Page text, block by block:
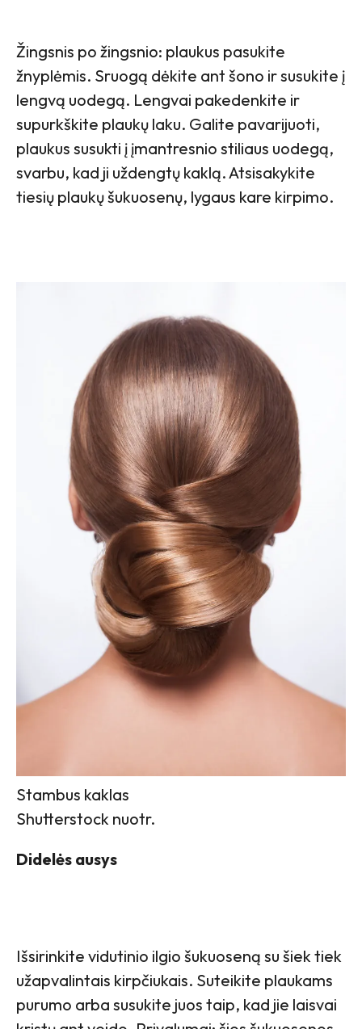
Žingsnis po žingsnio: plaukus pasukite
žnyplėmis. Sruogą dėkite ant šono ir susukite į
lengvą uodegą. Lengvai pakedenkite ir
supurkškite plaukų laku. Galite pavarijuoti,
plaukus susukti į įmantresnio stiliaus uodegą,
svarbu, kad ji uždengtų kaklą. Atsisakykite
tiesių plaukų šukuosenų, lygaus kare kirpimo.
Stambus kaklas
Shutterstock nuotr.
Didelės ausys
Išsirinkite vidutinio ilgio šukuoseną su šiek tiek
užapvalintais kirpčiukais. Suteikite plaukams
purumo arba susukite juos taip, kad jie laisvai